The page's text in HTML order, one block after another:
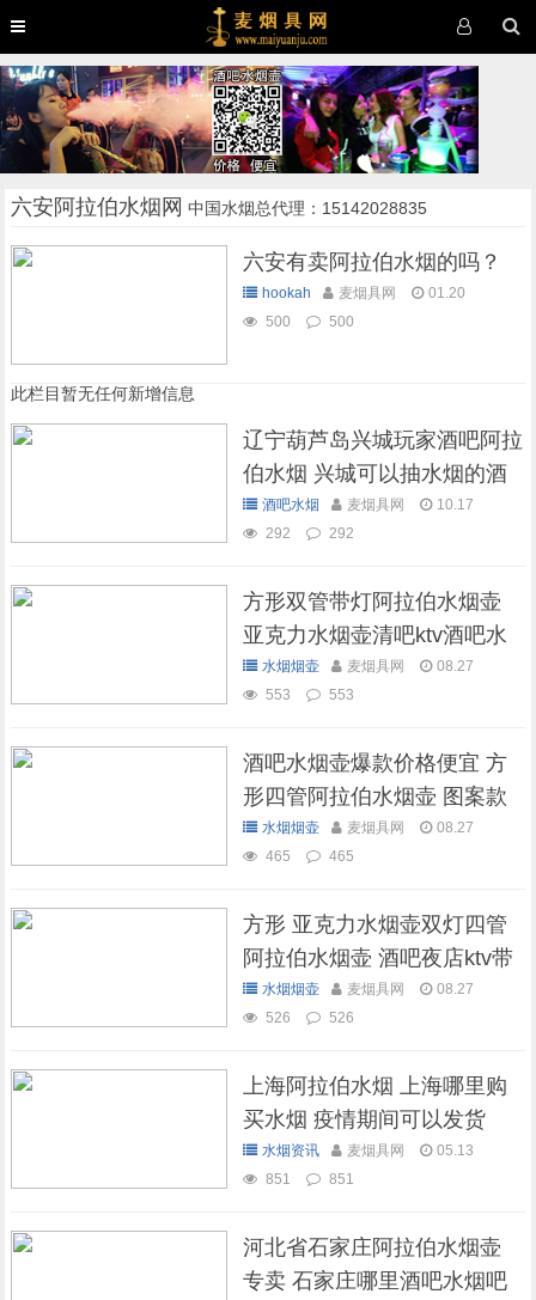
六安阿拉伯水烟网 中国水烟总代理：15142028835
六安有卖阿拉伯水烟的吗？
hookah 麦烟具网
01.20
500
500
此栏目暂无任何新增信息
辽宁葫芦岛兴城玩家酒吧阿拉
伯水烟 兴城可以抽水烟的酒
吧酒吧水烟 麦烟具网
10.17
292
292
方形双管带灯阿拉伯水烟壶
亚克力水烟壶清吧ktv酒吧水
烟壶水烟烟壶 麦烟具网
08.27
553
553
酒吧水烟壶爆款价格便宜 方
形四管阿拉伯水烟壶 图案款
水烟烟壶 麦烟具网
08.27
465
465
方形 亚克力水烟壶双灯四管
阿拉伯水烟壶 酒吧夜店ktv带
灯水烟壶
水烟烟壶 麦烟具网
08.27
526
526
上海阿拉伯水烟 上海哪里购
买水烟 疫情期间可以发货
吗？水烟资讯 麦烟具网
05.13
851
851
河北省石家庄阿拉伯水烟壶
专卖 石家庄哪里酒吧水烟吧